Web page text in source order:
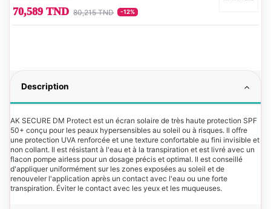
70,589 TND 80,215 TND -12%
Description
AK SECURE DM Protect est un écran solaire de très haute protection SPF
50+ conçu pour les peaux hypersensibles au soleil ou à risques. Il offre
une protection UVA renforcée et une texture confortable au fini invisible et
non collant. Il est résistant à l'eau et à la transpiration et est livré avec un
flacon pompe airless pour un dosage précis et optimal. Il est conseillé
d'appliquer uniformément sur les zones exposées au soleil et de
renouveler l'application après un contact avec l'eau ou une forte
transpiration. Éviter le contact avec les yeux et les muqueuses.